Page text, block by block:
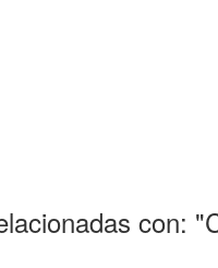
con: